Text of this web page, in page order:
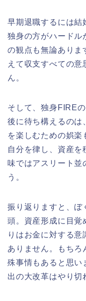
早期退職するには結
独身の方がハードル
の観点も無論ありま
えて収支すべての
ん。
そして、独身FIRE
後に待ち構えるのは
を楽しむための娯楽
自分を律し、資産
味ではアスリート並
う。
振り返りますと、ぼ
頭。資産形成に目覚
りはお金に対する意
ありません。もちろ
殊事情もあると思い
出の大改革はやり切